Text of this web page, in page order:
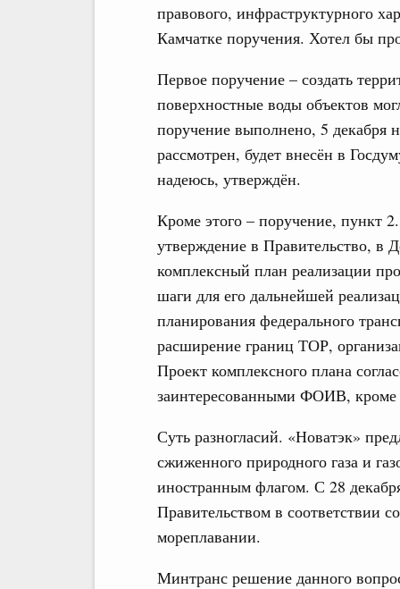
правового, инфраструктурного
Камчатке поручения. Хотел бы
Первое поручение – создать
поверхностные воды объектов
поручение выполнено, 5 декабря
рассмотрен, будет внесён в
надеюсь, утверждён.
Кроме этого – поручение, пункт
утверждение в Правительство, в
комплексный план реализации
шаги для его дальнейшей
планирования федерального
расширение границ ТОР,
Проект комплексного плана
заинтересованными ФОИВ, кроме
Суть разногласий. «Новатэк»
сжиженного природного газа и
иностранным флагом. С 28
Правительством в соответствии
мореплавании.
Минтранс решение данного